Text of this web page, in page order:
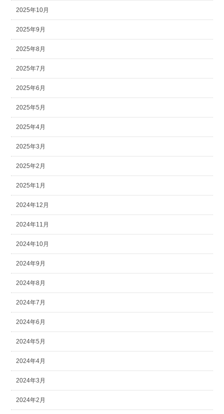
2025年10月
2025年9月
2025年8月
2025年7月
2025年6月
2025年5月
2025年4月
2025年3月
2025年2月
2025年1月
2024年12月
2024年11月
2024年10月
2024年9月
2024年8月
2024年7月
2024年6月
2024年5月
2024年4月
2024年3月
2024年2月